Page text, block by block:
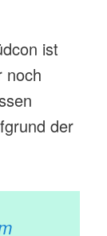
ist
noch
der